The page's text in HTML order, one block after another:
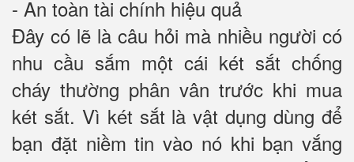
- An toàn tài chính hiệu quả
Đây có lẽ là câu hỏi mà nhiều người có
nhu cầu sắm một cái két sắt chống
cháy thường phân vân trước khi mua
két sắt. Vì két sắt là vật dụng dùng để
bạn đặt niềm tin vào nó khi bạn vắng